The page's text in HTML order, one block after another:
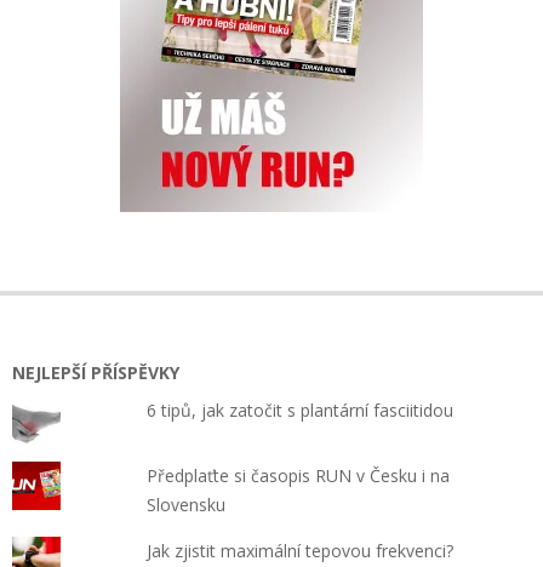
NEJLEPŠÍ PŘÍSPĚVKY
6 tipů, jak zatočit s plantární fasciitidou
Předplaťte si časopis RUN v Česku i na
Slovensku
Jak zjistit maximální tepovou frekvenci?